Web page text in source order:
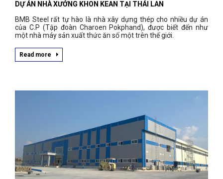
DỰ ÁN NHÀ XƯỞNG KHON KEAN TẠI THÁI LAN
BMB Steel rất tự hào là nhà xây dựng thép cho nhiều dự án
của C.P (Tập đoàn Charoen Pokphand), được biết đến như
một nhà máy sản xuất thức ăn số một trên thế giới.
Read more